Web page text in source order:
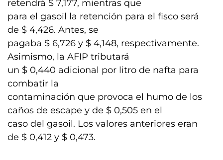
retendrá $ 7,177, mientras que
para el gasoil la retención para el fisco será
de $ 4,426. Antes, se
pagaba $ 6,726 y $ 4,148, respectivamente.
Asimismo, la AFIP tributará
un $ 0,440 adicional por litro de nafta para
combatir la
contaminación que provoca el humo de los
caños de escape y de $ 0,505 en el
caso del gasoil. Los valores anteriores eran
de $ 0,412 y $ 0,473.